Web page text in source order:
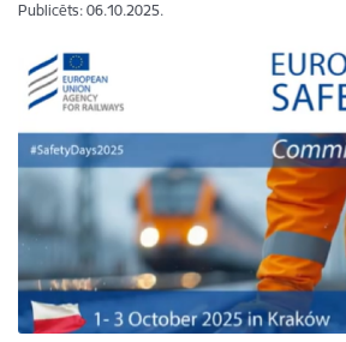
Publicēts: 06.10.2025.